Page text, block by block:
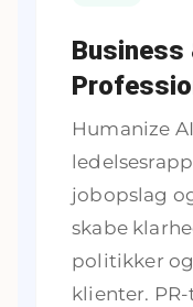
Business
Humanize
jobopslag
skabe
politikker
klienter.